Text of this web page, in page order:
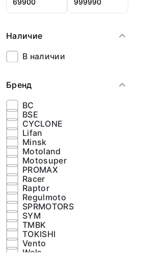
Наличие
В наличии
Бренд
BC
BSE
CYCLONE
Lifan
Minsk
Motoland
Motosuper
PROMAX
Racer
Raptor
Regulmoto
SPRMOTORS
SYM
TMBK
TOKISHI
Vento
Wels